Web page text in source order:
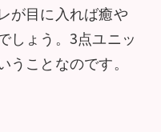
が目に入れば癒や
しょう。3点ユニッ
うことなのです。